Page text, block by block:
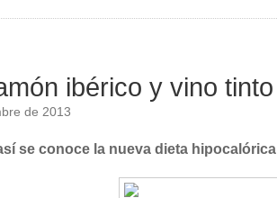
ibérico y vino tinto
de 2013
se conoce la nueva dieta hipocalórica